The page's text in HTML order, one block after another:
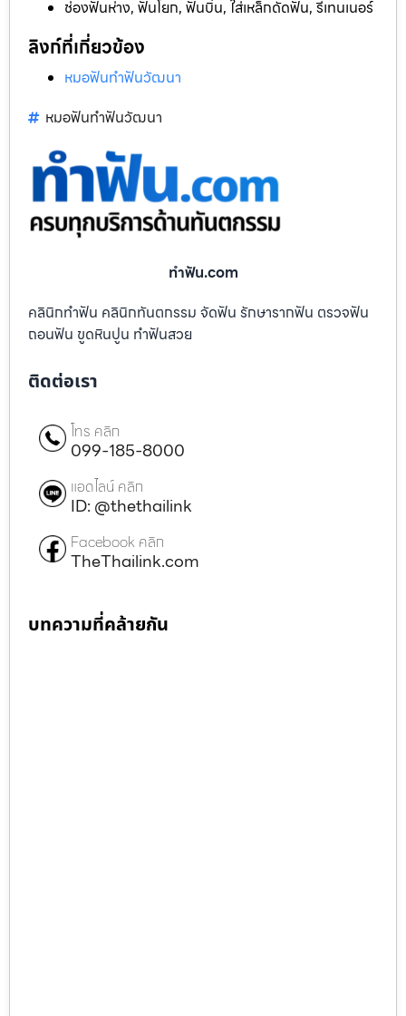
ช่องฟันห่าง, ฟันโยก, ฟันบิ่น, ใส่เหล็กดัดฟัน, รีเทนเนอร์
ลิงก์ที่เกี่ยวข้อง
หมอฟันทำฟันวัฒนา
หมอฟันทำฟันวัฒนา
ทําฟัน.com
คลินิกทำฟัน คลินิกทันตกรรม จัดฟัน รักษารากฟัน ตรวจฟัน
ถอนฟัน ขูดหินปูน ทำฟันสวย
ติดต่อเรา
โทร คลิก
099-185-8000
แอดไลน์ คลิก
ID: @thethailink
Facebook คลิก
TheThailink.com
บทความที่คล้ายกัน